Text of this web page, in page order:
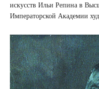
искусств Ильи Репина в
Императорской Академии